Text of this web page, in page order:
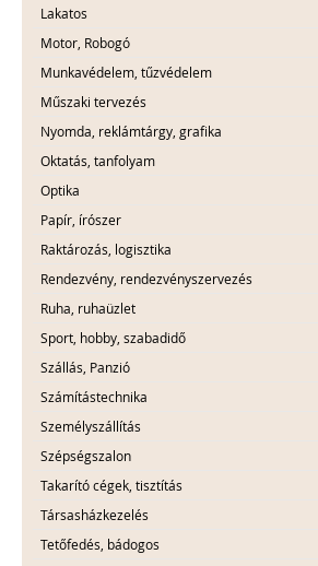
Lakatos
Motor, Robogó
Munkavédelem, tűzvédelem
Műszaki tervezés
Nyomda, reklámtárgy, grafika
Oktatás, tanfolyam
Optika
Papír, írószer
Raktározás, logisztika
Rendezvény, rendezvényszervezés
Ruha, ruhaüzlet
Sport, hobby, szabadidő
Szállás, Panzió
Számítástechnika
Személyszállítás
Szépségszalon
Takarító cégek, tisztítás
Társasházkezelés
Tetőfedés, bádogos